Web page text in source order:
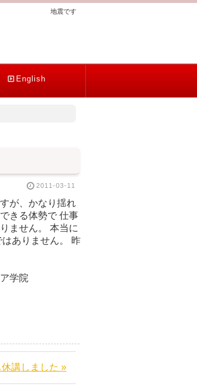
地震です
English
2011-03-11
が、かなり揺れ
きる体勢で 仕事
ません。 本当に
ありません。 昨
講しました »